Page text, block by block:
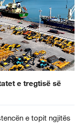
e tregtisë së
e topit ngjitës